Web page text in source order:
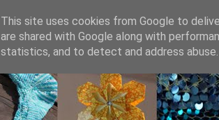
This site uses cookies from Google to
are shared with Google along with
statistics, and to detect and address abuse.